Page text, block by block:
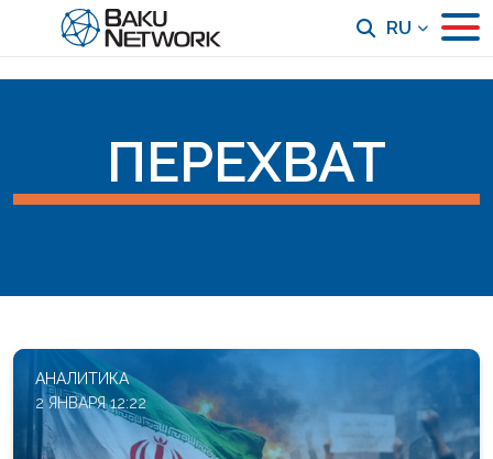
RU
ПЕРЕХВАТ
АНАЛИТИКА
2 ЯНВАРЯ 12:22